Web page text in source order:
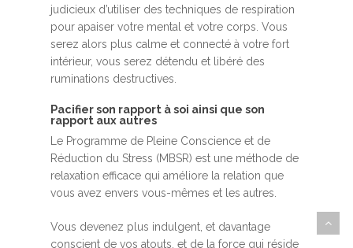
judicieux d’utiliser des techniques de respiration
pour apaiser votre mental et votre corps. Vous
serez alors plus calme et connecté à votre fort
intérieur, vous serez détendu et libéré des
ruminations destructives.
Pacifier son rapport à soi ainsi que son
rapport aux autres
Le Programme de Pleine Conscience et de
Réduction du Stress (MBSR) est une méthode de
relaxation efficace qui améliore la relation que
vous avez envers vous-mêmes et les autres.
Vous devenez plus indulgent, et davantage
conscient de vos atouts, et de la force qui réside